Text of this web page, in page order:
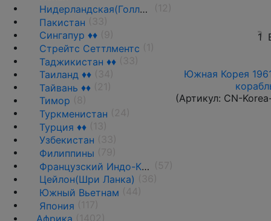
Нидерландская(Голландская) Индия ♦♦
Пакистан
Сингапур ♦♦
Стрейтс Сеттлментс
Таджикистан ♦♦
Таиланд ♦♦
Тайвань ♦♦
Тимор
Туркменистан
Турция ♦♦
Узбекистан
Филиппины
Французский Индо-Китай
Цейлон(Шри Ланка)
Южный Вьетнам
Япония
1
Южная Корея
(Артикул: CN-